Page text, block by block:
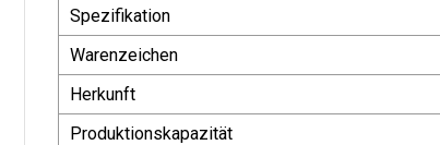
Spezifikation
Warenzeichen
Herkunft
Produktionskapazität